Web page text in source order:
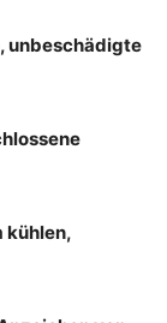
unbeschädigte
kühlen,